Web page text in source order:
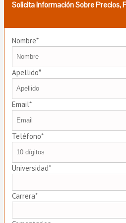
Solicita Información Sobre Precios,
Nombre*
Apellido*
Email*
Teléfono*
Universidad*
Carrera*